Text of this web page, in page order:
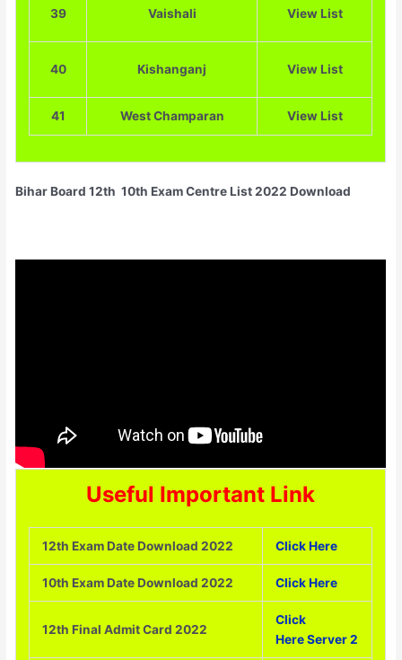
39 Vaishali View List
40 Kishanganj View List
41 West Champaran View List
Bihar Board 12th 10th Exam Centre List 2022 Download
Useful Important Link
12th Exam Date Download 2022 Click Here
10th Exam Date Download 2022 Click Here
12th Final Admit Card 2022
Click
HereServer 2